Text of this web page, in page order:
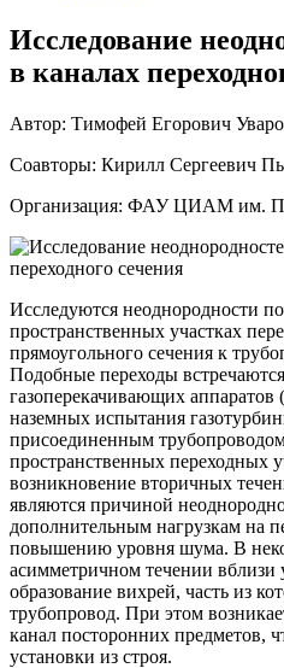
Исследование
в каналах
Автор: Тимофей Егорович
Соавторы: Кирилл Сергеевич
Организация: ФАУ ЦИАМ им.
Исследуются неоднородности
пространственных участках
прямоугольного сечения к
Подобные переходы
газоперекачивающих
наземных испытания
присоединенным
пространственных переходных
возникновение вторичных
являются причиной
дополнительным нагрузкам на
повышению уровня шума. В
асимметричном течении вблизи
образование вихрей, часть из
трубопровод. При этом
канал посторонних предметов,
установки из строя.